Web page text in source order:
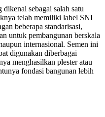
dikenal sebagai salah satu
telah memiliki label SNI
beberapa standarisasi,
untuk pembangunan berskala
internasional. Semen ini
digunakan diberbagai
menghasilkan plester atau
fondasi bangunan lebih